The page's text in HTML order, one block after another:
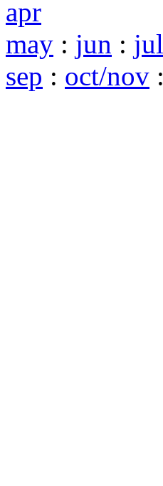
apr
may : jun : jul
sep : oct/nov :